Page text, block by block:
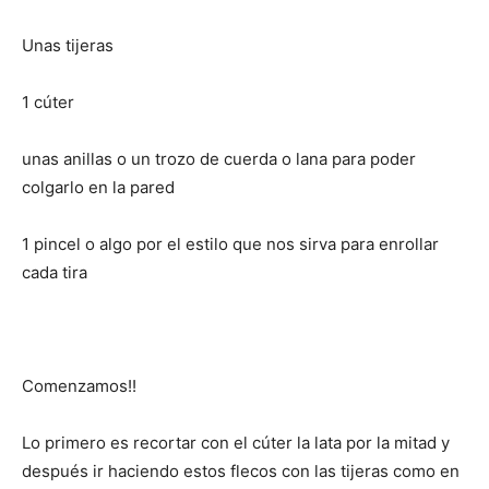
Unas tijeras
1 cúter
unas anillas o un trozo de cuerda o lana para poder
colgarlo en la pared
1 pincel o algo por el estilo que nos sirva para enrollar
cada tira
Comenzamos!!
Lo primero es recortar con el cúter la lata por la mitad y
después ir haciendo estos flecos con las tijeras como en